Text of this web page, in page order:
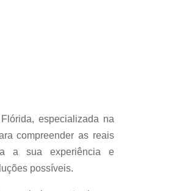
especializada na
compreender as reais
a sua experiência e
possíveis.